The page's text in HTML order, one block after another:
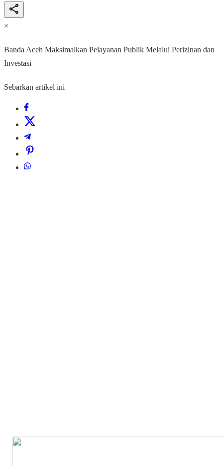
×
Banda Aceh Maksimalkan Pelayanan Publik Melalui Perizinan dan
Investasi
Sebarkan artikel ini